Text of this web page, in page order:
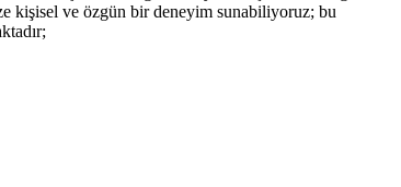
kişisel ve özgün bir deneyim sunabiliyoruz; bu